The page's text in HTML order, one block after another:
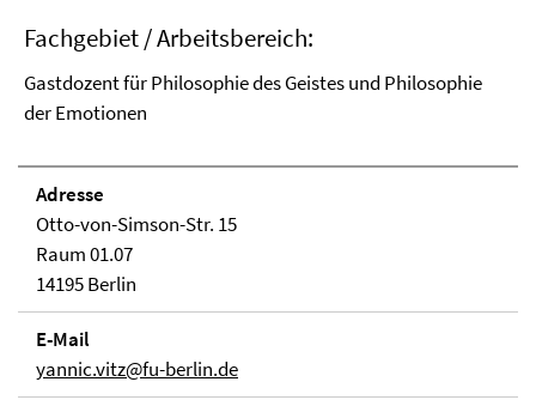
Fachgebiet / Arbeitsbereich:
Gastdozent für Philosophie des Geistes und Philosophie
der Emotionen
Adresse
Otto-von-Simson-Str. 15
Raum 01.07
14195 Berlin
E-Mail
yannic.vitz@fu-berlin.de